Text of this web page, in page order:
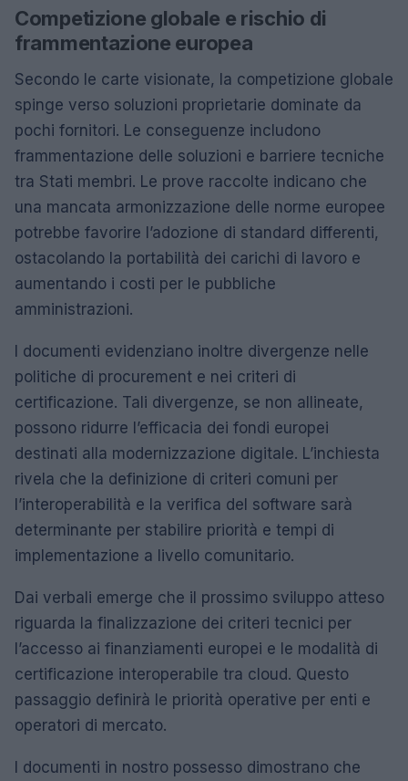
Competizione globale e rischio di
frammentazione europea
Secondo le carte visionate, la competizione globale
spinge verso soluzioni proprietarie dominate da
pochi fornitori. Le conseguenze includono
frammentazione delle soluzioni e barriere tecniche
tra Stati membri. Le prove raccolte indicano che
una mancata armonizzazione delle norme europee
potrebbe favorire l’adozione di standard differenti,
ostacolando la portabilità dei carichi di lavoro e
aumentando i costi per le pubbliche
amministrazioni.
I documenti evidenziano inoltre divergenze nelle
politiche di procurement e nei criteri di
certificazione. Tali divergenze, se non allineate,
possono ridurre l’efficacia dei fondi europei
destinati alla modernizzazione digitale. L’inchiesta
rivela che la definizione di criteri comuni per
l’interoperabilità e la verifica del software sarà
determinante per stabilire priorità e tempi di
implementazione a livello comunitario.
Dai verbali emerge che il prossimo sviluppo atteso
riguarda la finalizzazione dei criteri tecnici per
l’accesso ai finanziamenti europei e le modalità di
certificazione interoperabile tra cloud. Questo
passaggio definirà le priorità operative per enti e
operatori di mercato.
I documenti in nostro possesso dimostrano che